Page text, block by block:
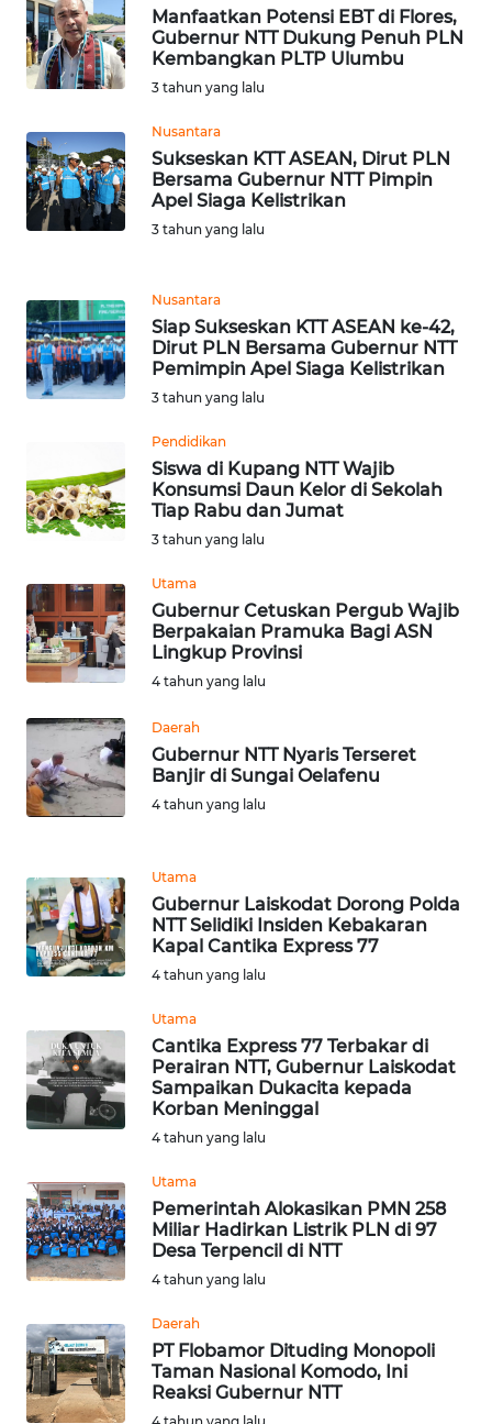
Manfaatkan Potensi EBT di Flores,
Gubernur NTT Dukung Penuh PLN
Kembangkan PLTP Ulumbu
3 tahun yang lalu
Nusantara
Sukseskan KTT ASEAN, Dirut PLN
Bersama Gubernur NTT Pimpin
Apel Siaga Kelistrikan
3 tahun yang lalu
Nusantara
Siap Sukseskan KTT ASEAN ke-42,
Dirut PLN Bersama Gubernur NTT
Pemimpin Apel Siaga Kelistrikan
3 tahun yang lalu
Pendidikan
Siswa di Kupang NTT Wajib
Konsumsi Daun Kelor di Sekolah
Tiap Rabu dan Jumat
3 tahun yang lalu
Utama
Gubernur Cetuskan Pergub Wajib
Berpakaian Pramuka Bagi ASN
Lingkup Provinsi
4 tahun yang lalu
Daerah
Gubernur NTT Nyaris Terseret
Banjir di Sungai Oelafenu
4 tahun yang lalu
Utama
Gubernur Laiskodat Dorong Polda
NTT Selidiki Insiden Kebakaran
Kapal Cantika Express 77
4 tahun yang lalu
Utama
Cantika Express 77 Terbakar di
Perairan NTT, Gubernur Laiskodat
Sampaikan Dukacita kepada
Korban Meninggal
4 tahun yang lalu
Utama
Pemerintah Alokasikan PMN 258
Miliar Hadirkan Listrik PLN di 97
Desa Terpencil di NTT
4 tahun yang lalu
Daerah
PT Flobamor Dituding Monopoli
Taman Nasional Komodo, Ini
Reaksi Gubernur NTT
WN
SERAMBI
WN
WN
SULTRA
WN
SULTENG
WN
BABEL
WN
SUMBAR
WN
SUMSEL
WN
BENGKULU
WN
JATENG
WN
JOGJA
WN
BALI
KALBAR
WN
KALTENG